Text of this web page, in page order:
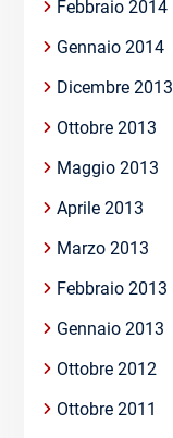
Febbraio 2014
Gennaio 2014
Dicembre 2013
Ottobre 2013
Maggio 2013
Aprile 2013
Marzo 2013
Febbraio 2013
Gennaio 2013
Ottobre 2012
Ottobre 2011